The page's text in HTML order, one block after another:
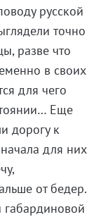
русской
точно
разве что
в своих
для чего
Еще
дорогу к
для них
от бедер.
габардиновой